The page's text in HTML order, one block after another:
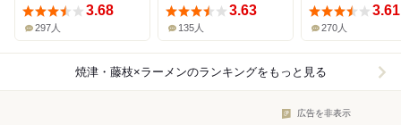
3.68
297人
3.63
135人
3.61
270人
焼津・藤枝×ラーメンのランキングをもっと見る
広告を非表示